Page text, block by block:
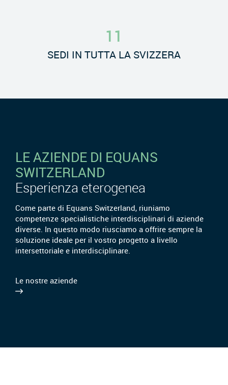
11
SEDI IN TUTTA LA SVIZZERA
LE AZIENDE DI EQUANS
SWITZERLAND
Esperienza eterogenea
Come parte di Equans Switzerland, riuniamo
competenze specialistiche interdisciplinari di aziende
diverse. In questo modo riusciamo a offrire sempre la
soluzione ideale per il vostro progetto a livello
intersettoriale e interdisciplinare.
Le nostre aziende